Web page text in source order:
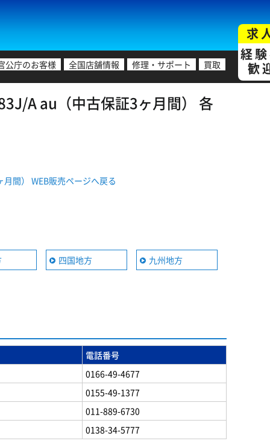
公庁のお客様 全国店舗情報 修理・サポート 買取
求
経
歓
A au（中古保証3ヶ月間） 各
間） WEB販売ページへ戻る
四国地方 九州地方
電話番号
0166-49-4677
0155-49-1377
011-889-6730
0138-34-5777